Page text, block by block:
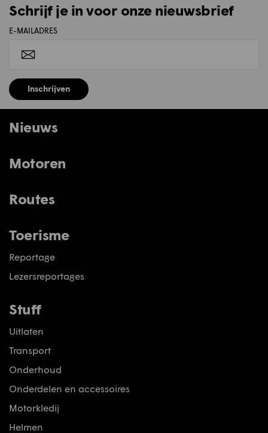
Schrijf je in voor onze nieuwsbrief
E-MAILADRES
Inschrijven
Nieuws
Motoren
Routes
Toerisme
Reportage
Lezersreportages
Stuff
Uitlaten
Transport
Onderhoud
Onderdelen en accessoires
Motorkledij
Helmen